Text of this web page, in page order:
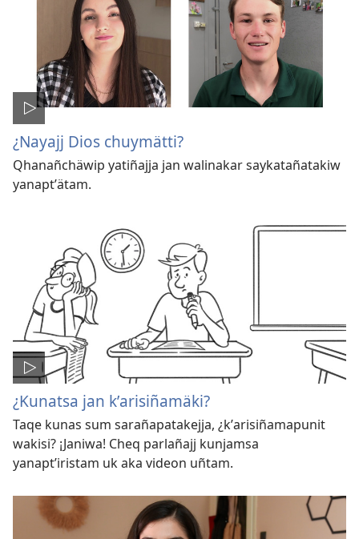
¿Nayajj Dios chuymätti?
Qhanañchäwip yatiñajja jan walinakar saykatañatakiw
yanaptʼätam.
¿Kunatsa jan kʼarisiñamäki?
Taqe kunas sum sarañapatakejja, ¿kʼarisiñamapunit
wakisi? ¡Janiwa! Cheq parlañajj kunjamsa
yanaptʼiristam uk aka videon uñtam.